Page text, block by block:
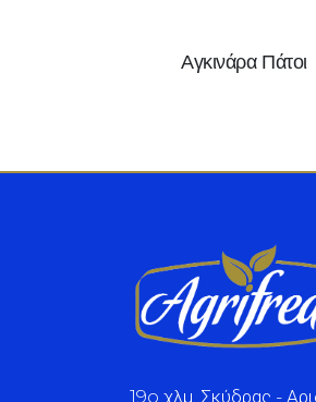
Αγκινάρα Πάτοι
19o χλμ. Σκύδρας -